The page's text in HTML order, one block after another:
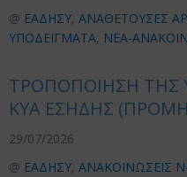
@ ΕΑΔΗΣΥ, ΑΝΑΘΕΤΟΥΣΕΣ
ΥΠΟΔΕΙΓΜΑΤΑ, ΝΕΑ-
ΤΡΟΠΟΠΟΙΗΣΗ ΤΗΣ
ΚΥΑ ΕΣΗΔΗΣ
29/07/2026
@ ΕΑΔΗΣΥ, ΑΝΑΚΟΙΝΩΣΕΙΣ